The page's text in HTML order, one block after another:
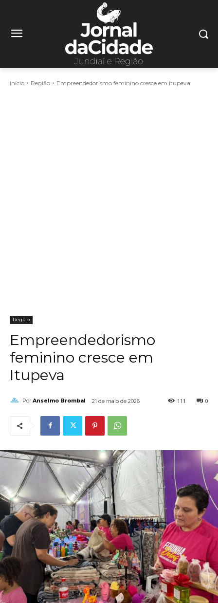
Início Região Empreendedorismo feminino cresce em Itupeva
Região
Empreendedorismo
feminino cresce em
Itupeva
Por Anselmo Brombal 21 de maio de 2026 0
111